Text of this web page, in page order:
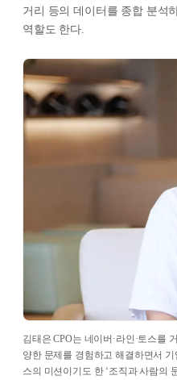
거리 등의 데이터를 종합 분석
역할도 한다.
김태은 CPO는 네이버·라인·토스를
양한 문제를 경험하고 해결하면서
스의 미션이기도 한 ‘조직과 사람의